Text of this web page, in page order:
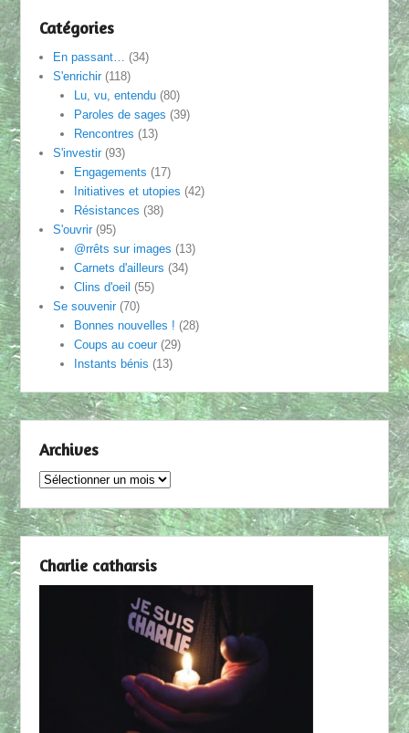
Catégories
En passant…
(34)
S'enrichir(118)
Lu, vu, entendu(80)
Paroles de sages (39)
Rencontres (13)
S'investir(93)
Engagements (17)
Initiatives et utopies (42)
Résistances (38)
S'ouvrir(95)
@rrêts sur images (13)
Carnets d'ailleurs (34)
Clins d'oeil (55)
Se souvenir(70)
Bonnes nouvelles ! (28)
Coups au coeur(29)
Instants bénis (13)
Archives
Archives
Charlie catharsis